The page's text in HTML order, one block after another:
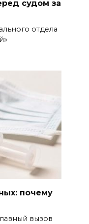
судом за
отдела
почему
вызов